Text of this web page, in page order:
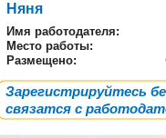
Няня
Имя работодателя:
Место работы:
Размещено:
Зарегистрируйтесь
связатся с